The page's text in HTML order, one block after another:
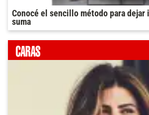
Conocé el sencillo método para dejar
suma